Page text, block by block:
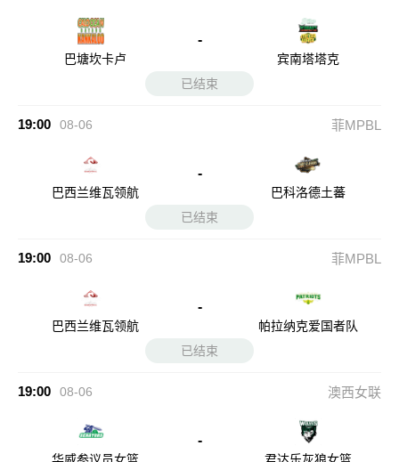
巴塘坎卡卢
-
宾南塔塔克
已结束
19:00 08-06 菲MPBL
巴西兰维瓦领航
-
巴科洛德土蕃
已结束
19:00 08-06 菲MPBL
巴西兰维瓦领航
-
帕拉纳克爱国者队
已结束
19:00 08-06 澳西女联
-